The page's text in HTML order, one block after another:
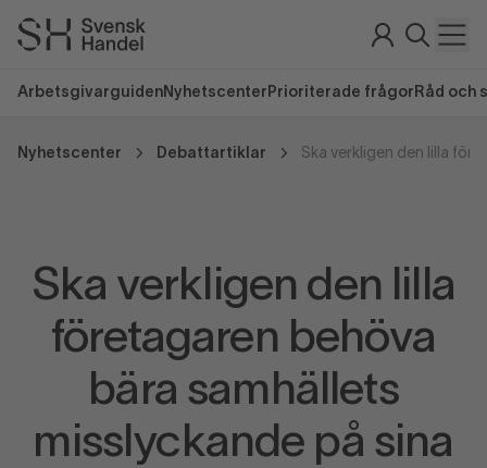
Arbetsgivarguiden Nyhetscenter Prioriterade frågor Råd och
Nyhetscenter Debattartiklar
Ska verkligen den lilla
företagaren behöva
bära samhällets
misslyckande på sina